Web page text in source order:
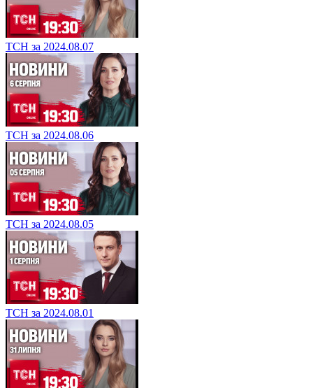
ТСН за 2024.08.07
ТСН за 2024.08.06
ТСН за 2024.08.05
ТСН за 2024.08.01